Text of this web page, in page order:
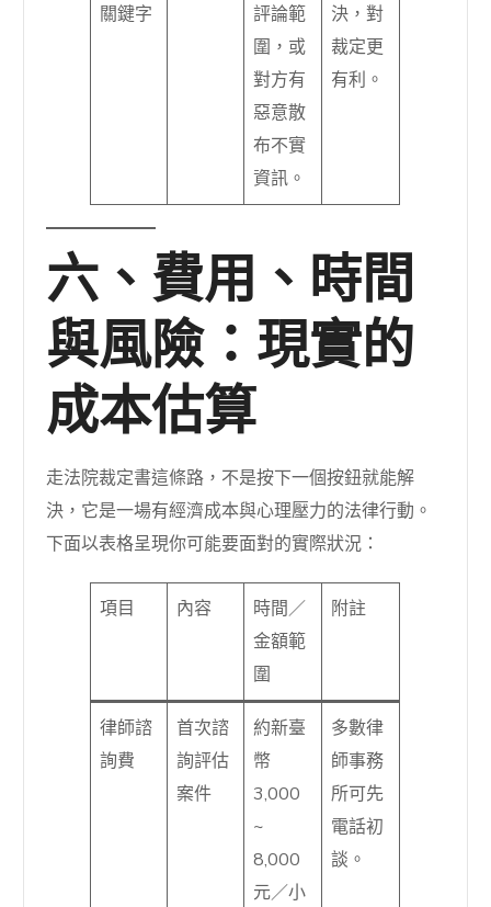
關鍵字
評論範
圍，或
對方有
惡意散
布不實
資訊。
決，對
裁定更
有利。
六、費用、時間
與風險：現實的
成本估算
走法院裁定書這條路，不是按下一個按鈕就能解
決，它是一場有經濟成本與心理壓力的法律行動。
下面以表格呈現你可能要面對的實際狀況：
項目 內容
時間／
金額範
圍
附註
律師諮
詢費
首次諮
詢評估
案件
約新臺
幣
3,000
~
8,000
元／小
多數律
師事務
所可先
電話初
談。